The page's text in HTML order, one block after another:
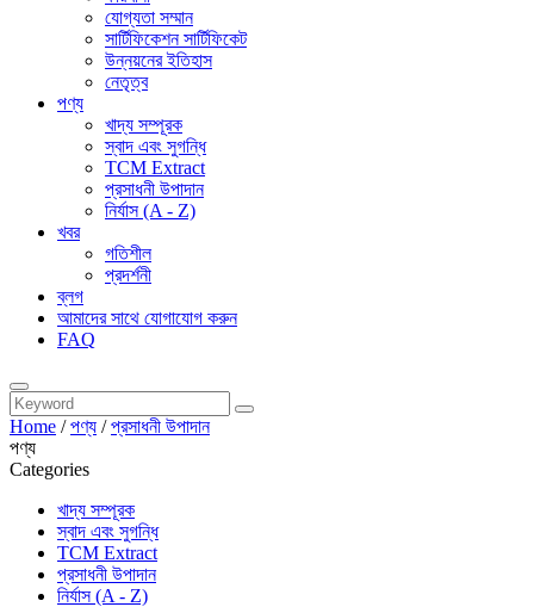
যোগ্যতা সম্মান
সার্টিফিকেশন সার্টিফিকেট
উন্নয়নের ইতিহাস
নেতৃত্ব
পণ্য
খাদ্য সম্পূরক
স্বাদ এবং সুগন্ধি
TCM Extract
প্রসাধনী উপাদান
নির্যাস (A - Z)
খবর
গতিশীল
প্রদর্শনী
ব্লগ
আমাদের সাথে যোগাযোগ করুন
FAQ
Home /পণ্য /প্রসাধনী উপাদান
পণ্য
Categories
খাদ্য সম্পূরক
স্বাদ এবং সুগন্ধি
TCM Extract
প্রসাধনী উপাদান
নির্যাস (A - Z)